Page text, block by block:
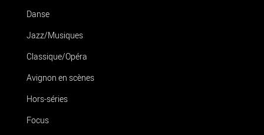
Danse
Jazz/Musiques
Classique/Opéra
Avignon en scènes
Hors-séries
Focus